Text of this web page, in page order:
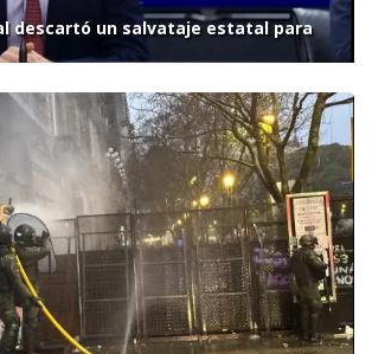
descartó un salvataje estatal para